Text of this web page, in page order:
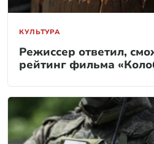
КУЛЬТУРА
Режиссер ответил,
рейтинг фильма